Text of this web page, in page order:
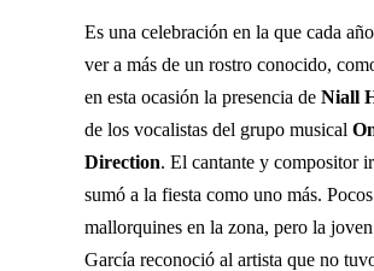
Es una celebración en la que cada
ver a más de un rostro conocido,
en esta ocasión la presencia de Niall
de los vocalistas del grupo musical
Direction. El cantante y compositor
sumó a la fiesta como uno más.
mallorquines en la zona, pero la
García reconoció al artista que no